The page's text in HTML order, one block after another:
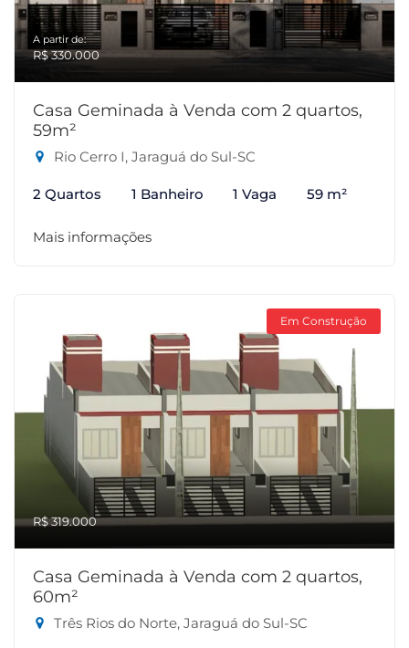
A partir de:
R$ 330.000
Casa Geminada à Venda com 2 quartos,
59m²
Rio Cerro I, Jaraguá do Sul-SC
2 Quartos 1 Banheiro 1 Vaga 59 m²
Mais informações
Em Construção
R$ 319.000
Casa Geminada à Venda com 2 quartos,
60m²
Três Rios do Norte, Jaraguá do Sul-SC